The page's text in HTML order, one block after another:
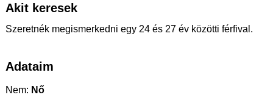
Akit keresek
Szeretnék megismerkedni egy 24 és 27 év közötti férfival.
Adataim
Nem: Nő